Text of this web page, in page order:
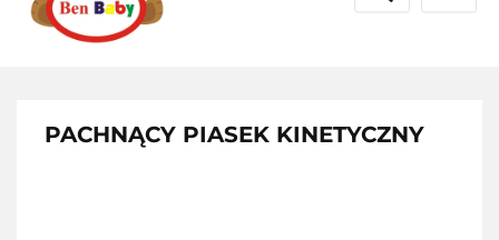
Dodaj zgłoszenie
PACHNĄCY PIASEK KINETYCZNY